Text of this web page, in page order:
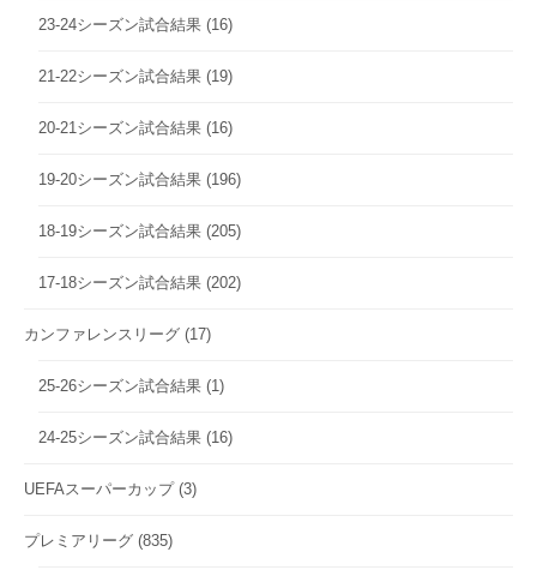
23-24シーズン試合結果 (16)
21-22シーズン試合結果 (19)
20-21シーズン試合結果 (16)
19-20シーズン試合結果 (196)
18-19シーズン試合結果 (205)
17-18シーズン試合結果 (202)
カンファレンスリーグ (17)
25-26シーズン試合結果 (1)
24-25シーズン試合結果 (16)
UEFAスーパーカップ(3)
プレミアリーグ (835)